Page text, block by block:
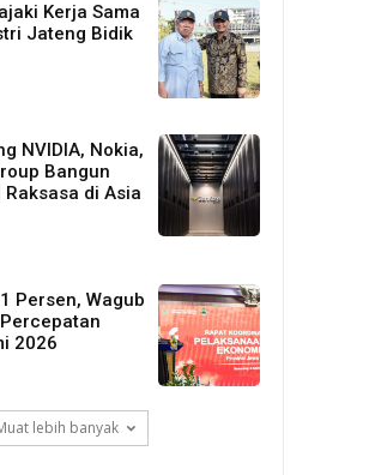
Kerja Sama
Jateng Bidik
NVIDIA, Nokia,
Bangun
di Asia
Persen, Wagub
2026
lebih banyak